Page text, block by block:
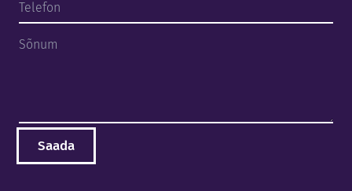
EST
Võta ühendust